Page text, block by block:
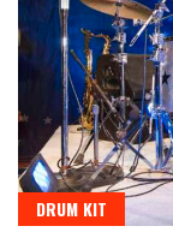
DRUM KIT